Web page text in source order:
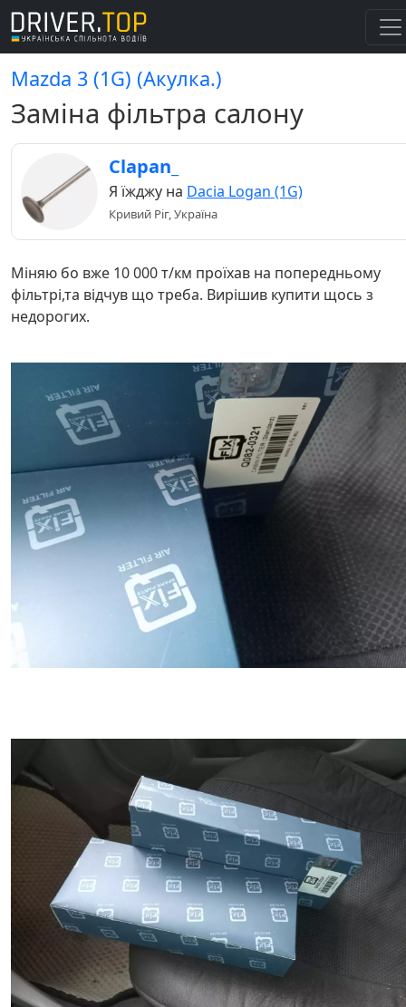
Mazda 3 (1G) (Акулка.)
Заміна фільтра салону
Clapan_
Я їжджу на Dacia Logan (1G)
Кривий Ріг, Україна
Міняю бо вже 10 000 т/км проїхав на попередньому
фільтрі,та відчув що треба. Вирішив купити щось з
недорогих.